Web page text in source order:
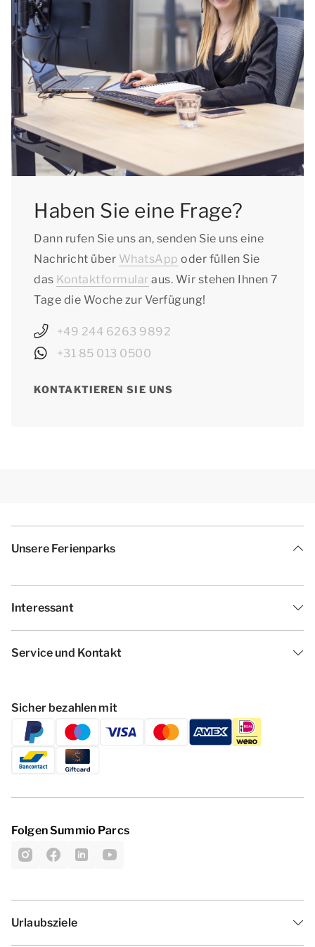
Haben Sie eine Frage?
Dann rufen Sie uns an, senden Sie uns eine
Nachricht über WhatsApp oder füllen Sie
das Kontaktformular aus. Wir stehen Ihnen 7
Tage die Woche zur Verfügung!
+49 244 6263 9892
+31 85 013 0500
KONTAKTIEREN SIE UNS
Unsere Ferienparks
Interessant
Service und Kontakt
Sicher bezahlen mit
Folgen Summio Parcs
Urlaubsziele